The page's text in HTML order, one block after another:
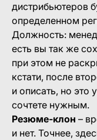
дистрибьютеров
определенном
Должность:
есть вы так же
при этом не
кстати, после
и описать, но
сочтете нужным.
Резюме-клон –
и нет. Точнее,